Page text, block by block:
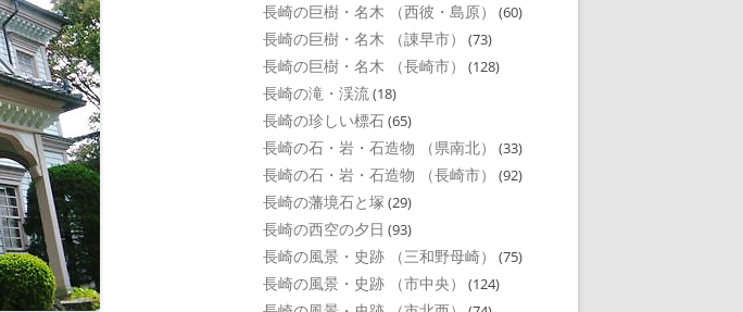
長崎の巨樹・名木 （西彼・島原） (60)
長崎の巨樹・名木 （諌早市） (73)
長崎の巨樹・名木 （長崎市） (128)
長崎の滝・渓流(18)
長崎の珍しい標石(65)
長崎の石・岩・石造物 （県南北） (33)
長崎の石・岩・石造物 （長崎市） (92)
長崎の藩境石と塚 (29)
長崎の西空の夕日 (93)
長崎の風景・史跡 （三和野母崎） (75)
長崎の風景・史跡 （市中央） (124)